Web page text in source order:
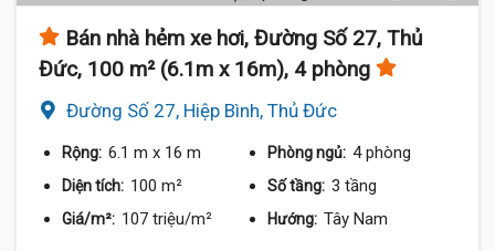
Bán nhà hẻm xe hơi, Đường Số 27, Thủ
Đức, 100 m² (6.1m x 16m), 4 phòng
Đường Số 27, Hiệp Bình, Thủ Đức
Rộng: 6.1 m x 16 m Phòng ngủ: 4 phòng
Diện tích: 100 m² Số tầng: 3 tầng
Giá/m²: 107 triệu/m² Hướng: Tây Nam